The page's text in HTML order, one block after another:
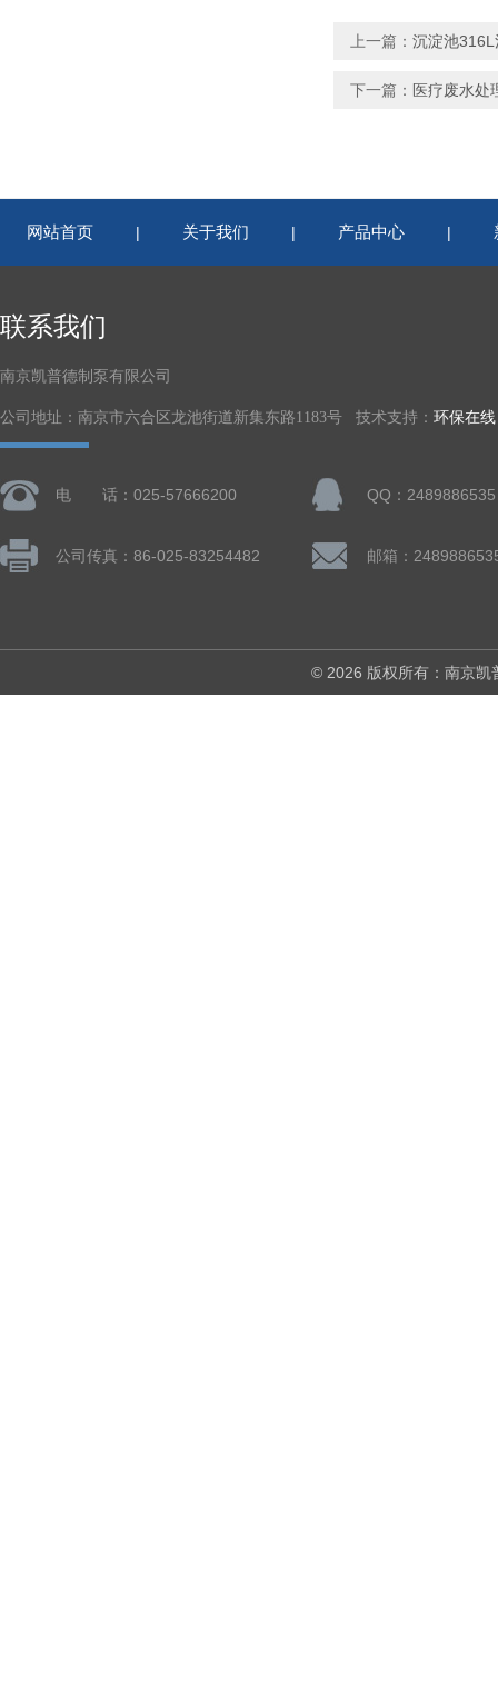
上一篇： 沉淀池
下一篇： 医疗废水处
网站首页 | 关于我们 | 产品中心 |
联系我们
南京凯普德制泵有限公司
公司地址：南京市六合区龙池街道新集东路1183号 技术支持： 环保在线
电 话：025-57666200 QQ：2489886535
公司传真：86-025-83254482 邮箱：
© 2026 版权所有：南京